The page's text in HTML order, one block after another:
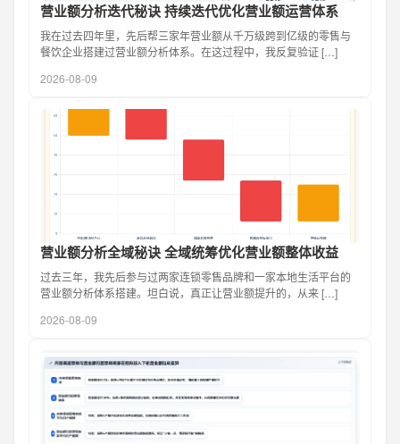
营业额分析迭代秘诀 持续迭代优化营业额运营体系
我在过去四年里，先后帮三家年营业额从千万级跨到亿级的零售与
餐饮企业搭建过营业额分析体系。在这过程中，我反复验证 […]
2026-08-09
营业额分析全域秘诀 全域统筹优化营业额整体收益
过去三年，我先后参与过两家连锁零售品牌和一家本地生活平台的
营业额分析体系搭建。坦白说，真正让营业额提升的，从来 […]
2026-08-09